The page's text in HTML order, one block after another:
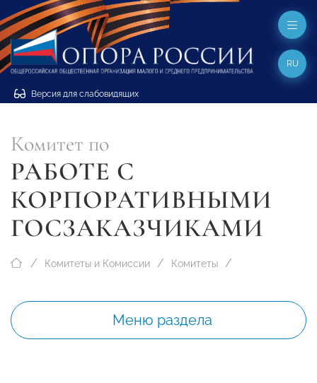
Версия для слабовидящих
RU
Комитет по
РАБОТЕ С
КОРПОРАТИВНЫМИ
ГОСЗАКАЗЧИКАМИ
Комитеты и Комиссии Комитеты
Меню раздела